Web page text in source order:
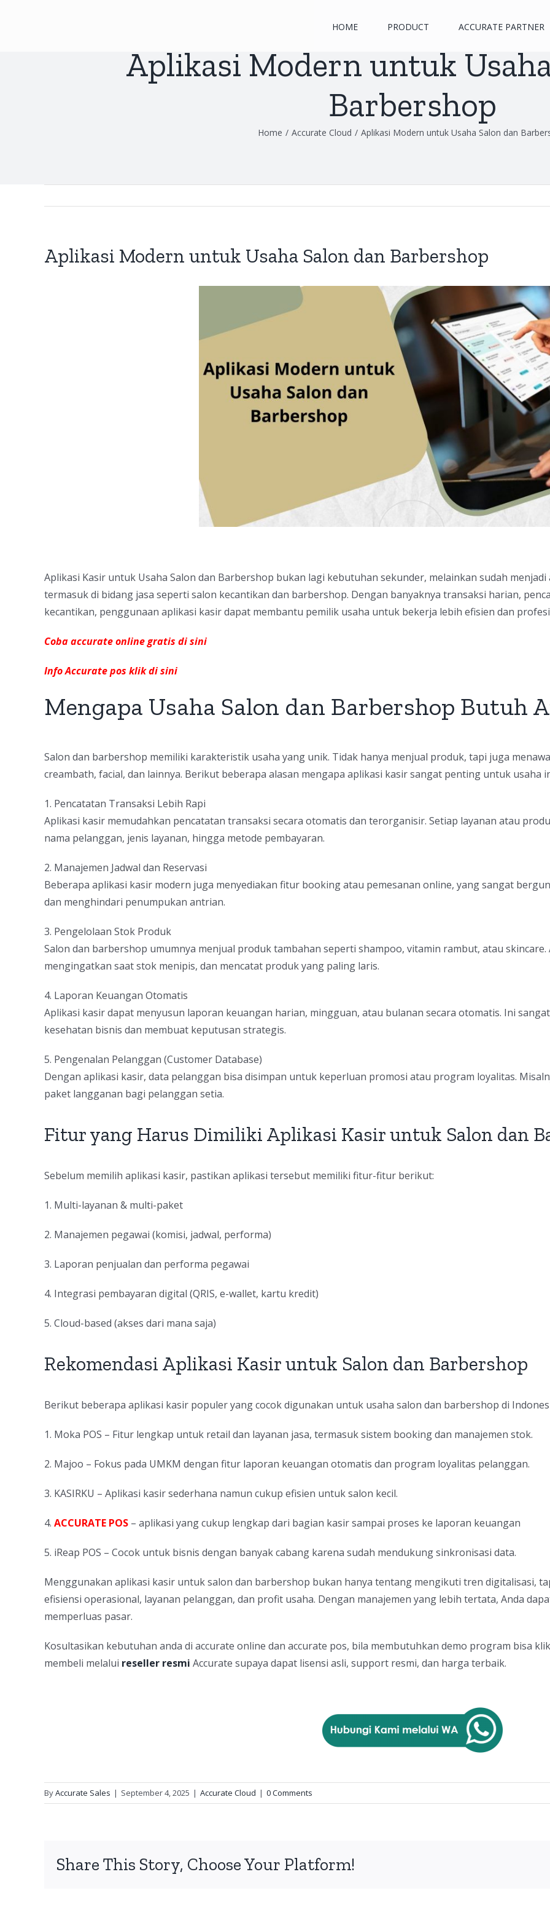
HOME PRODUCT ACCURATE PARTNER
Aplikasi Modern untuk
Barbershop
Home / Accurate Cloud / Aplikasi Modern untuk Usaha Salon dan
Aplikasi Modern untuk Usaha Salon dan Barbershop
Aplikasi Kasir untuk Usaha Salon dan Barbershop bukan lagi kebutuhan sekunder, melainkan sudah
termasuk di bidang jasa seperti salon kecantikan dan barbershop. Dengan banyaknya transaksi harian,
kecantikan, penggunaan aplikasi kasir dapat membantu pemilik usaha untuk bekerja lebih efisien dan
Coba accurate online gratis di sini
Info Accurate pos klik di sini
Mengapa Usaha Salon dan Barbershop Butuh
Salon dan barbershop memiliki karakteristik usaha yang unik. Tidak hanya menjual produk, tapi juga
creambath, facial, dan lainnya. Berikut beberapa alasan mengapa aplikasi kasir sangat penting untuk usaha
1. Pencatatan Transaksi Lebih Rapi
Aplikasi kasir memudahkan pencatatan transaksi secara otomatis dan terorganisir. Setiap layanan atau
nama pelanggan, jenis layanan, hingga metode pembayaran.
2. Manajemen Jadwal dan Reservasi
Beberapa aplikasi kasir modern juga menyediakan fitur booking atau pemesanan online, yang sangat
dan menghindari penumpukan antrian.
3. Pengelolaan Stok Produk
Salon dan barbershop umumnya menjual produk tambahan seperti shampoo, vitamin rambut, atau
mengingatkan saat stok menipis, dan mencatat produk yang paling laris.
4. Laporan Keuangan Otomatis
Aplikasi kasir dapat menyusun laporan keuangan harian, mingguan, atau bulanan secara otomatis. Ini
kesehatan bisnis dan membuat keputusan strategis.
5. Pengenalan Pelanggan (Customer Database)
Dengan aplikasi kasir, data pelanggan bisa disimpan untuk keperluan promosi atau program loyalitas.
paket langganan bagi pelanggan setia.
Fitur yang Harus Dimiliki Aplikasi Kasir untuk Salon dan
Sebelum memilih aplikasi kasir, pastikan aplikasi tersebut memiliki fitur-fitur berikut:
1. Multi-layanan & multi-paket
2. Manajemen pegawai (komisi, jadwal, performa)
3. Laporan penjualan dan performa pegawai
4. Integrasi pembayaran digital (QRIS, e-wallet, kartu kredit)
5. Cloud-based (akses dari mana saja)
Rekomendasi Aplikasi Kasir untuk Salon dan Barbershop
Berikut beberapa aplikasi kasir populer yang cocok digunakan untuk usaha salon dan barbershop di
1. Moka POS – Fitur lengkap untuk retail dan layanan jasa, termasuk sistem booking dan manajemen stok.
2. Majoo – Fokus pada UMKM dengan fitur laporan keuangan otomatis dan program loyalitas pelanggan.
3. KASIRKU – Aplikasi kasir sederhana namun cukup efisien untuk salon kecil.
4. ACCURATE POS – aplikasi yang cukup lengkap dari bagian kasir sampai proses ke laporan keuangan
5. iReap POS – Cocok untuk bisnis dengan banyak cabang karena sudah mendukung sinkronisasi data.
Menggunakan aplikasi kasir untuk salon dan barbershop bukan hanya tentang mengikuti tren digitalisasi,
efisiensi operasional, layanan pelanggan, dan profit usaha. Dengan manajemen yang lebih tertata, Anda
memperluas pasar.
Kosultasikan kebutuhan anda di accurate online dan accurate pos, bila membutuhkan demo program bisa
membeli melalui reseller resmi Accurate supaya dapat lisensi asli, support resmi, dan harga terbaik.
ByAccurate Sales | September 4, 2025 | Accurate Cloud | 0 Comments
Share This Story, Choose Your Platform!